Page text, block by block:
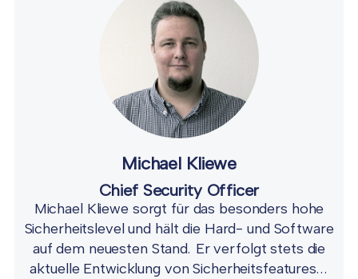
Michael Kliewe
Chief Security Officer
Michael Kliewe sorgt für das besonders hohe
Sicherheitslevel und hält die Hard- und Software
auf dem neuesten Stand. Er verfolgt stets die
aktuelle Entwicklung von Sicherheitsfeatures...